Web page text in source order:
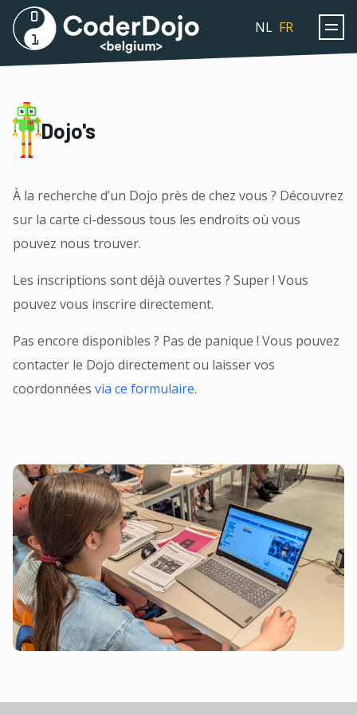
CoderdojoNL FR
Dojo's
À la recherche d’un Dojo près de chez vous ? Découvrez
sur la carte ci-dessous tous les endroits où vous
pouvez nous trouver.
Les inscriptions sont déjà ouvertes ? Super ! Vous
pouvez vous inscrire directement.
Pas encore disponibles ? Pas de panique ! Vous pouvez
contacter le Dojo directement ou laisser vos
coordonnées via ce formulaire.